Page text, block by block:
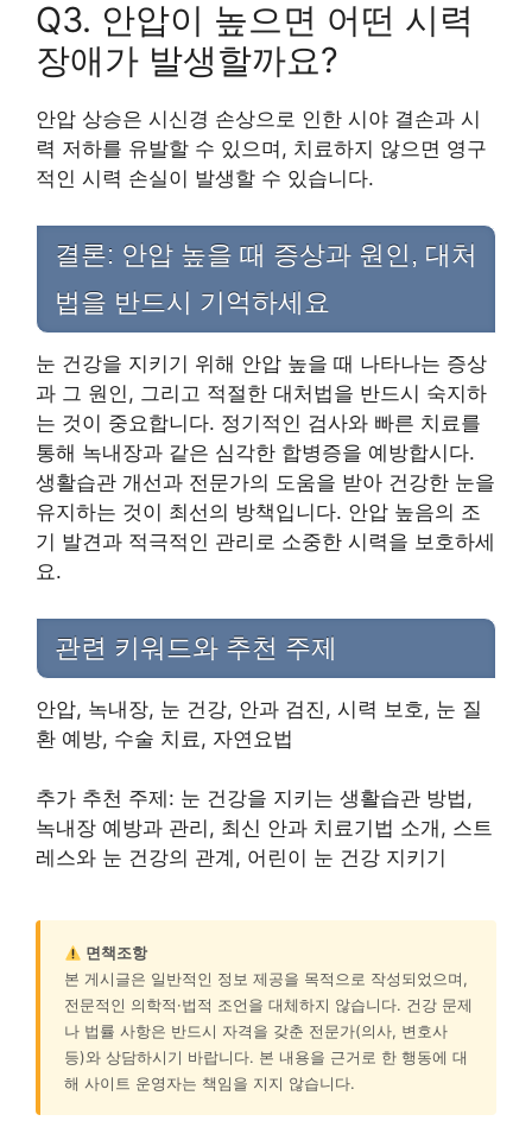
Q3. 안압이 높으면 어떤 시력
장애가 발생할까요?
안압 상승은 시신경 손상으로 인한 시야 결손과 시
력 저하를 유발할 수 있으며, 치료하지 않으면 영구
적인 시력 손실이 발생할 수 있습니다.
결론: 안압 높을 때 증상과 원인, 대처
법을 반드시 기억하세요
눈 건강을 지키기 위해 안압 높을 때 나타나는 증상
과 그 원인, 그리고 적절한 대처법을 반드시 숙지하
는 것이 중요합니다. 정기적인 검사와 빠른 치료를
통해 녹내장과 같은 심각한 합병증을 예방합시다.
생활습관 개선과 전문가의 도움을 받아 건강한 눈을
유지하는 것이 최선의 방책입니다. 안압 높음의 조
기 발견과 적극적인 관리로 소중한 시력을 보호하세
요.
관련 키워드와 추천 주제
안압, 녹내장, 눈 건강, 안과 검진, 시력 보호, 눈 질
환 예방, 수술 치료, 자연요법
추가 추천 주제: 눈 건강을 지키는 생활습관 방법,
녹내장 예방과 관리, 최신 안과 치료기법 소개, 스트
레스와 눈 건강의 관계, 어린이 눈 건강 지키기
면책조항
본 게시글은 일반적인 정보 제공을 목적으로 작성되었으며,
전문적인 의학적·법적 조언을 대체하지 않습니다. 건강 문제
나 법률 사항은 반드시 자격을 갖춘 전문가(의사, 변호사
등)와 상담하시기 바랍니다. 본 내용을 근거로 한 행동에 대
해 사이트 운영자는 책임을 지지 않습니다.